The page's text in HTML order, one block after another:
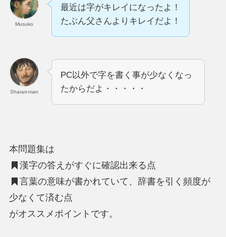
Musuko
最近は字がキレイになったよ！
たぶん父さんよりキレイだよ！
Sharari-man
PC以外で字を書く事が少なくなっ
たからだよ・・・・・
本問題集は
漢字の答えがすぐに確認出来る点
言葉の意味が書かれていて、辞書を引く頻度が
少なくて済む点
がオススメポイントです。